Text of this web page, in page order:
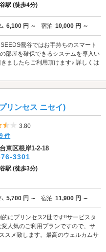
駅 (徒歩4分)
6,100 円 ～ 宿泊 10,000 円 ～
鶯谷ではお手持ちのスマート
部屋を確保できるシステムを導入い
ましたらご利用頂けます♪ 詳しくは
リンセス ニセイ)
5つ星のうち3.5
3.80
9 件
東区根岸1-2-18
3301
駅 (徒歩3分)
5,700 円 ～ 宿泊 11,900 円 ～
にプリンセス2世です‼サービスタ
人気のご利用プランですので、サ
スメ致します。最高のウェルカムサ